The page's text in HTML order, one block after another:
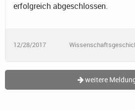
erfolgreich abgeschlossen.
12/28/2017
weitere